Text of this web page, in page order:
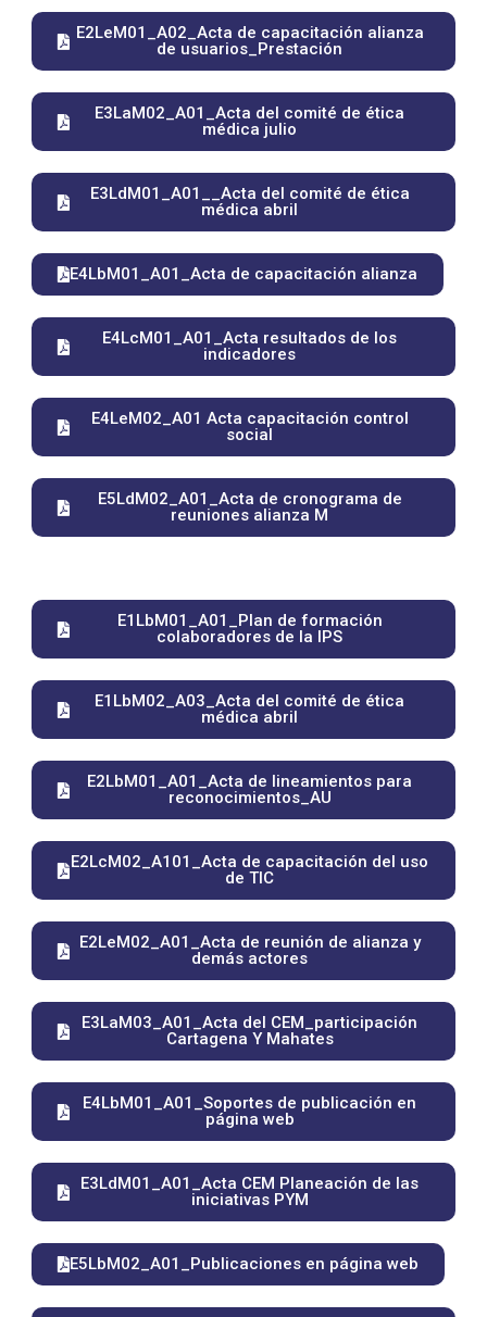
E2LeM01_A02_Acta de capacitación alianza
de usuarios_Prestación
E3LaM02_A01_Acta del comité de ética
médica julio
E3LdM01_A01__Acta del comité de ética
médica abril
E4LbM01_A01_Acta de capacitación alianza
E4LcM01_A01_Acta resultados de los
indicadores
E4LeM02_A01 Acta capacitación control
social
E5LdM02_A01_Acta de cronograma de
reuniones alianza M
E1LbM01_A01_Plan de formación
colaboradores de la IPS
E1LbM02_A03_Acta del comité de ética
médica abril
E2LbM01_A01_Acta de lineamientos para
reconocimientos_AU
E2LcM02_A101_Acta de capacitación del uso
de TIC
E2LeM02_A01_Acta de reunión de alianza y
demás actores
E3LaM03_A01_Acta del CEM_participación
Cartagena Y Mahates
E4LbM01_A01_Soportes de publicación en
página web
E3LdM01_A01_Acta CEM Planeación de las
iniciativas PYM
E5LbM02_A01_Publicaciones en página web